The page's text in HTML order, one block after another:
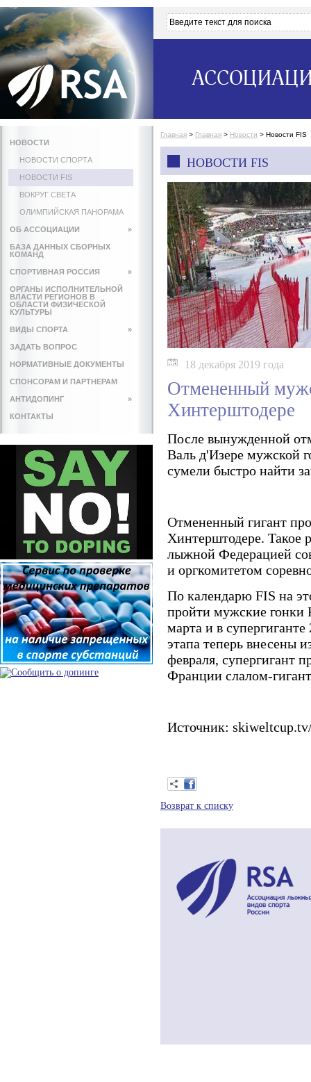
НОВОСТИ
НОВОСТИ СПОРТА
НОВОСТИ FIS
ВОКРУГ СВЕТА
ОЛИМПИЙСКАЯ ПАНОРАМА
ОБ АССОЦИАЦИИ »
БАЗА ДАННЫХ СБОРНЫХ
КОМАНД
СПОРТИВНАЯ РОССИЯ »
ОРГАНЫ ИСПОЛНИТЕЛЬНОЙ
ВЛАСТИ РЕГИОНОВ В
ОБЛАСТИ ФИЗИЧЕСКОЙ
КУЛЬТУРЫ
ВИДЫ СПОРТА »
ЗАДАТЬ ВОПРОС
НОРМАТИВНЫЕ ДОКУМЕНТЫ
СПОНСОРАМ И ПАРТНЕРАМ
АНТИДОПИНГ »
КОНТАКТЫ
Главная > Главная > Новости > Новости FIS
НОВОСТИ FIS
18 декабря 2019 года
Отмененный
Хинтерштодере
После вынужденной
Валь д'Изере мужской
сумели быстро найти
Отмененный гигант
Хинтерштодере.
лыжной Федерацией
и оргкомитетом
По календарю FIS на
пройти мужские гонки
марта и в
этапа теперь внесены
февраля, супергигант
Франции слалом-
Источник:
Возврат к списку